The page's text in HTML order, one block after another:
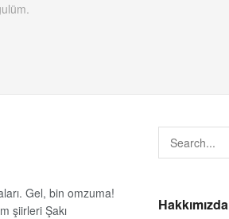
Gel, bin omzuma!
şiirleri Şakı
Hakkımızda